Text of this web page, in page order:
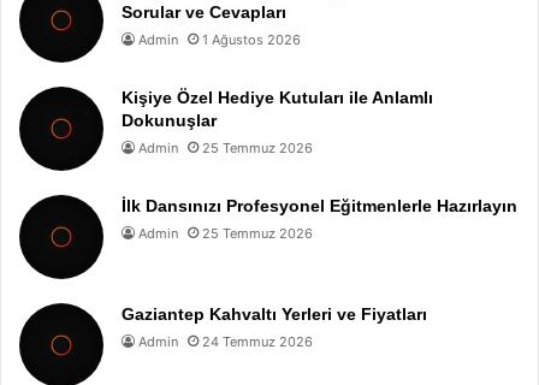
Sorular ve Cevapları
Admin 1 Ağustos 2026
Kişiye Özel Hediye Kutuları ile Anlamlı
Dokunuşlar
Admin 25 Temmuz 2026
İlk Dansınızı Profesyonel Eğitmenlerle Hazırlayın
Admin 25 Temmuz 2026
Gaziantep Kahvaltı Yerleri ve Fiyatları
Admin 24 Temmuz 2026